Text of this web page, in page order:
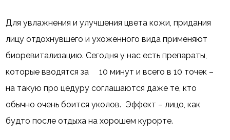
Для увлажнения и улучшения цвета кожи, придания
лицу отдохнувшего и ухоженного вида применяют
биоревитализацию. Сегодня у нас есть препараты,
которые вводятся за 10 минут и всего в 10 точек –
на такую про цедуру соглашаются даже те, кто
обычно очень боится уколов. Эффект – лицо, как
будто после отдыха на хорошем курорте.